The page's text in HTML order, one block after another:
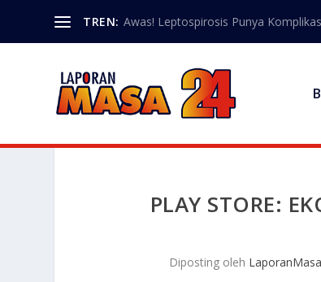
TREN: Awas! Leptospirosis Punya
PLAY STORE:
Diposting oleh